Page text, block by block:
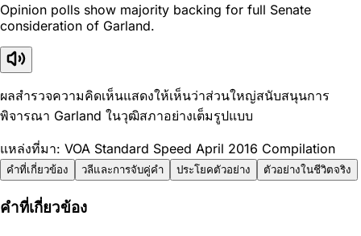
Opinion polls show majority backing for full Senate
consideration of Garland.
ผลสำรวจความคิดเห็นแสดงให้เห็นว่าส่วนใหญ่สนับสนุนการ
พิจารณา Garland ในวุฒิสภาอย่างเต็มรูปแบบ
แหล่งที่มา: VOA Standard Speed April 2016 Compilation
คำที่เกี่ยวข้อง วลีและการจับคู่คำ ประโยคตัวอย่าง ตัวอย่างในชีวิตจริง
คำที่เกี่ยวข้อง